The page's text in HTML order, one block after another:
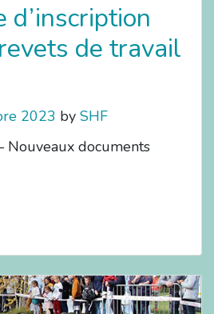
d’inscription
de travail
2023 by SHF
Nouveaux documents